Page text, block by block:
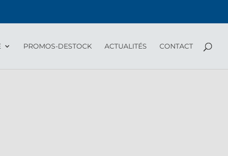
PROMOS-DESTOCK ACTUALITÉS CONTACT